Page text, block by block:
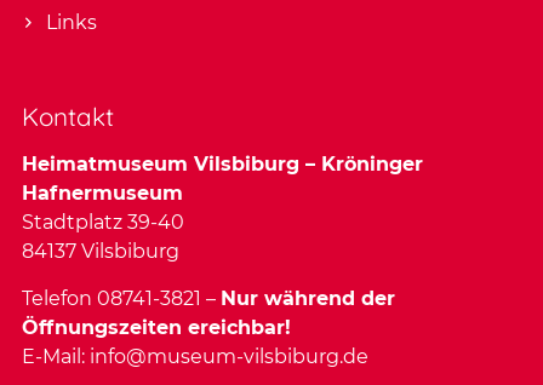
Links
Kontakt
Heimatmuseum Vilsbiburg – Kröninger
Hafnermuseum
Stadtplatz 39-40
84137 Vilsbiburg
Telefon 08741-3821 – Nur während der
Öffnungszeiten ereichbar!
E-Mail: info@museum-vilsbiburg.de